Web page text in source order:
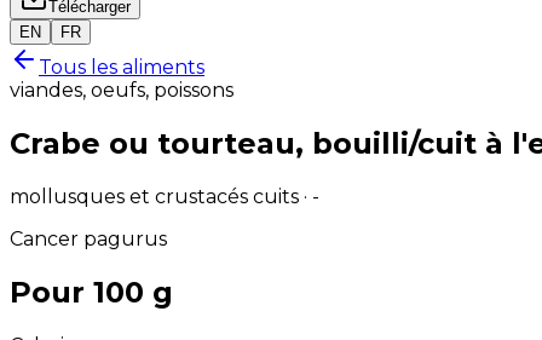
Télécharger
EN
FR
Tous les aliments
viandes, oeufs, poissons
Crabe ou tourteau, bouilli/cuit à
mollusques et crustacés cuits · -
Cancer pagurus
Pour 100 g